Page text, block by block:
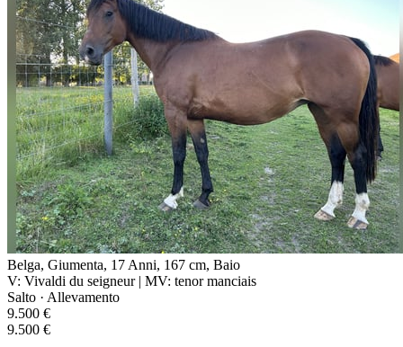
Belga, Giumenta, 17 Anni, 167 cm, Baio
V: Vivaldi du seigneur | MV: tenor manciais
Salto · Allevamento
9.500 €
9.500 €